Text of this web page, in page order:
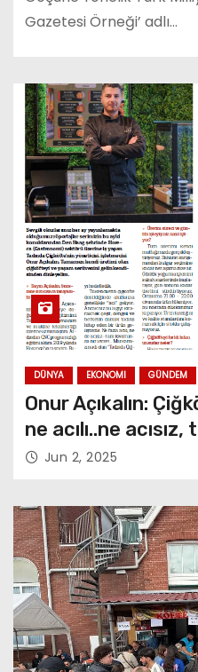
Gazetesi Örneği’ adlı…
DÜNYA EKONOMI GÜNDEM
Onur Açıkalın:
ne acılı..ne
Jun 2, 2025